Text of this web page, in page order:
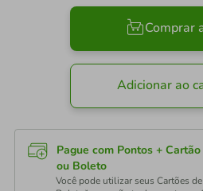
Comprar
Adicionar ao
Pague com Pontos +
ou Boleto
Você pode utilizar seus Cartões